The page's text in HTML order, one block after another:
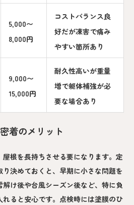
5,000〜
8,000円
コストバランス良
好だが凍害で痛み
やすい箇所あり
9,000〜
15,000円
耐久性高いが重量
増で躯体補強が必
要な場合あり
着のメリット
根を長持ちさせる要になります。定
決めておくと、早期に小さな問題を
け後や台風シーズン後など、特に負
ると安心です。点検時には塗膜のひ